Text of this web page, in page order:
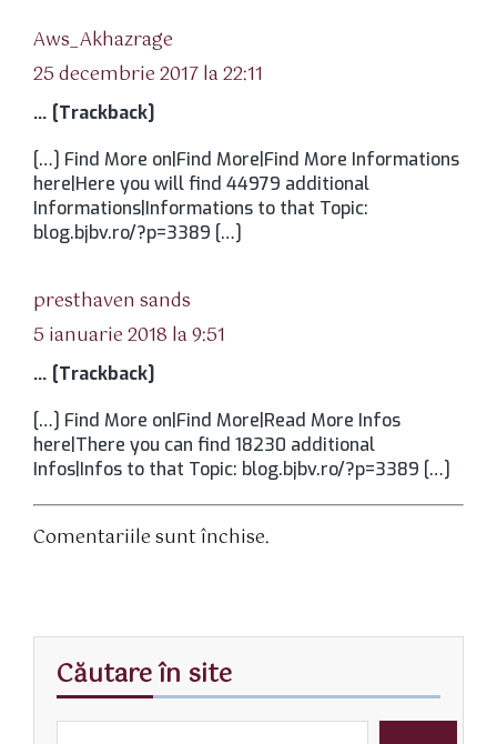
Aws_Akhazrage
25 decembrie 2017 la 22:11
… [Trackback]
[…] Find More on|Find More|Find More Informations
here|Here you will find 44979 additional
Informations|Informations to that Topic:
blog.bjbv.ro/?p=3389 […]
presthaven sands
5 ianuarie 2018 la 9:51
… [Trackback]
[…] Find More on|Find More|Read More Infos
here|There you can find 18230 additional
Infos|Infos to that Topic: blog.bjbv.ro/?p=3389 […]
Comentariile sunt închise.
Căutare în site